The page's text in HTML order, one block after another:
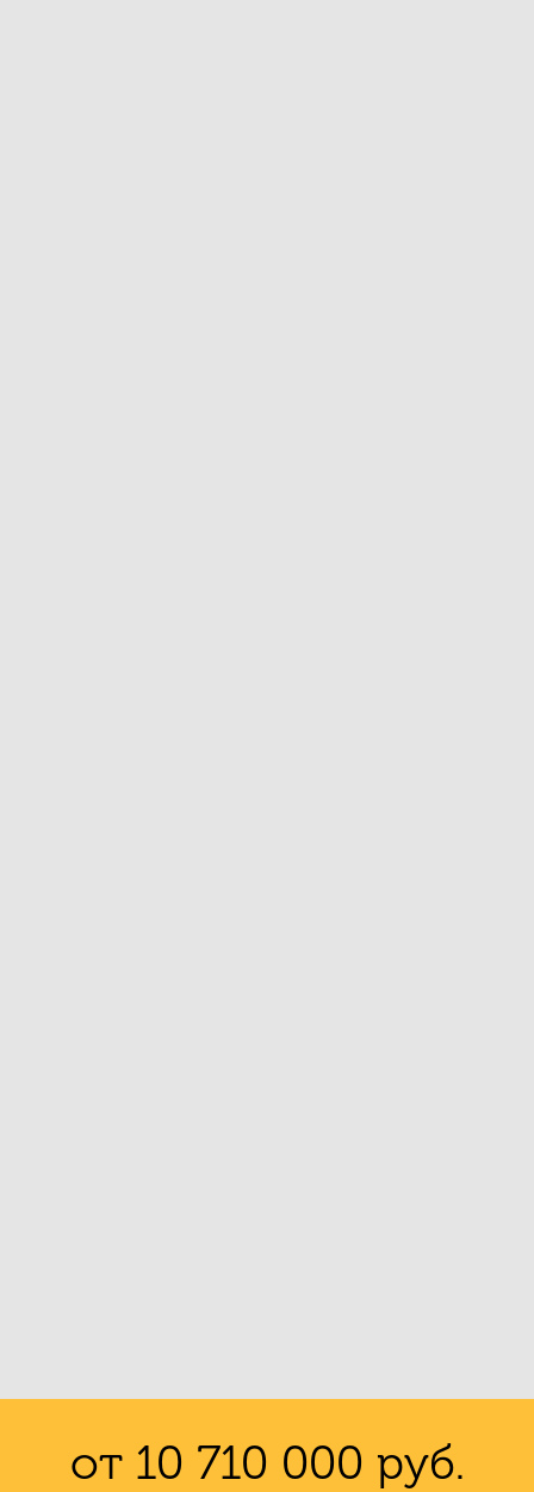
от 10 710 000 руб.